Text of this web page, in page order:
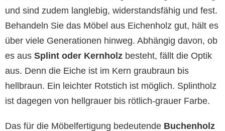
und sind zudem langlebig, widerstandsfähig und fest.
Behandeln Sie das Möbel aus Eichenholz gut, hält es
über viele Generationen hinweg. Abhängig davon, ob
es aus Splint oder Kernholz besteht, fällt die Optik
aus. Denn die Eiche ist im Kern graubraun bis
hellbraun. Ein leichter Rotstich ist möglich. Splintholz
ist dagegen von hellgrauer bis rötlich-grauer Farbe.
Das für die Möbelfertigung bedeutende Buchenholz